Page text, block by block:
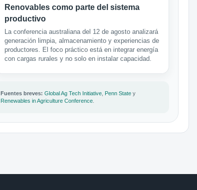
Renovables como parte del sistema
productivo
La conferencia australiana del 12 de agosto analizará
generación limpia, almacenamiento y experiencias de
productores. El foco práctico está en integrar energía
con cargas rurales y no solo en instalar capacidad.
Fuentes breves: Global Ag Tech Initiative Penn State y
Renewables in Agriculture Conference